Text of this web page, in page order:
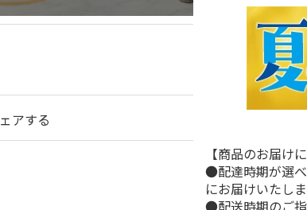
アする
【商品のお届け
●配達時期が選
にお届けいたしま
●配送時期のご指